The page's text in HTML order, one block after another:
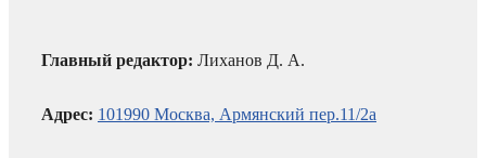
Главный редактор: Лиханов Д. А.
Адрес: 101990 Москва, Армянский пер.11/2а